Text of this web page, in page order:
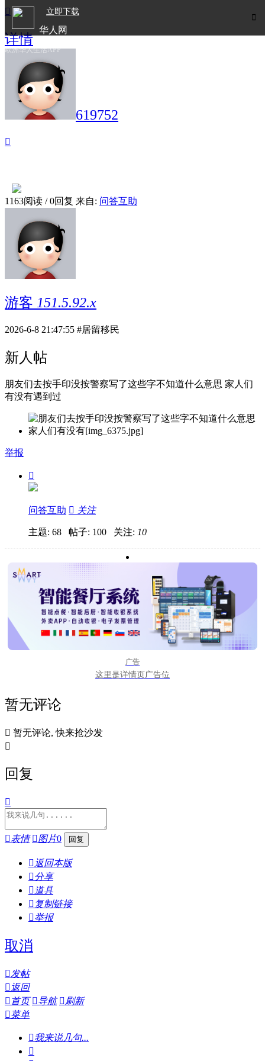

立即下载
华人网
欧洲华人生活APP

详情
619752

1163阅读 / 0回复 来自: 问答互助
游客 151.5.92.x
2026-6-8 21:47:55 #居留移民
新人帖
朋友们去按手印没按警察写了这些字不知道什么意思 家人们
有没有遇到过
举报

问答互助  关注
主题: 68 帖子: 100 关注: 10
广告
这里是详情页广告位
暂无评论
 暂无评论, 快来抢沙发

回复

表情 图片0
 返回本版
分享
 道具
 复制链接
举报
取消
发帖
 返回
 首页 导航 刷新
菜单
我来说几句...
